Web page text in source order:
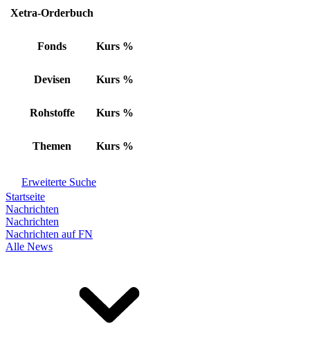
Xetra-Orderbuch
Fonds Kurs %
Devisen Kurs %
Rohstoffe Kurs %
Themen Kurs %
Erweiterte Suche
Startseite
Nachrichten
Nachrichten
Nachrichten auf FN
Alle News